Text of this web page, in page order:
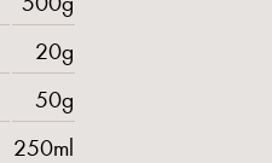
20g
50g
250ml